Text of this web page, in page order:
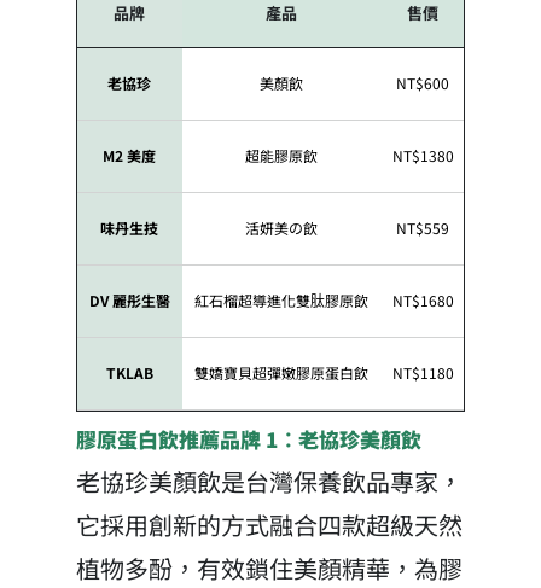
品牌 產品 售價
老協珍 美顏飲 NT$600
M2 美度 超能膠原飲 NT$1380
味丹生技 活妍美の飲 NT$559
DV 麗彤生醫 紅石榴超導進化雙肽膠原飲 NT$1680
TKLAB 雙嬌寶貝超彈嫩膠原蛋白飲 NT$1180
膠原蛋白飲推薦品牌 1：老協珍美顏飲
老協珍美顏飲是台灣保養飲品專家，
它採用創新的方式融合四款超級天然
植物多酚，有效鎖住美顏精華，為膠